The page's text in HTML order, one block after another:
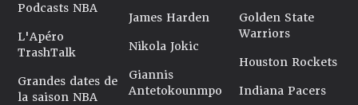
Podcasts NBA
L'Apéro
TrashTalk
Grandes dates de
la saison NBA
James Harden
Nikola Jokic
Giannis
Antetokounmpo
Golden State
Warriors
Houston Rockets
Indiana Pacers